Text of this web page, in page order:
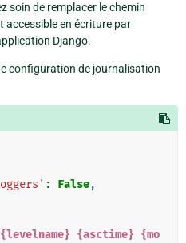
soin de remplacer le chemin
accessible en écriture par
Django.
configuration de journalisation
: False,
{levelname} {asctime} {mo